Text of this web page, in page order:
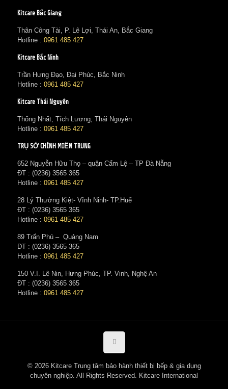
Kitcare Bắc Giang
Thân Công Tài, P. Lê Lợi, Thái An, Bắc Giang
Hotline : 0961 485 427
Kitcare Bắc Ninh
Trần Hưng Đạo, Đại Phúc, Bắc Ninh
Hotline : 0961 485 427
Kitcare Thái Nguyên
Thống Nhất, Tích Lương, Thái Nguyên
Hotline : 0961 485 427
TRỤ SỞ CHÍNH MIỀN TRUNG
652 Nguyễn Hữu Thọ – quận Cẩm Lệ – TP Đà Nẵng
ĐT : (0236) 3565 365‬
Hotline : 0961 485 427
28 Lý Thường Kiệt- Vĩnh Ninh- TP.Huế
ĐT : (0236) 3565 365‬
Hotline : 0961 485 427
89 Trấn Phú – Quảng Nam
ĐT : (0236) 3565 365‬
Hotline : 0961 485 427
150 V.I. Lê Nin, Hưng Phúc, TP. Vinh, Nghệ An
ĐT : (0236) 3565 365‬
Hotline : 0961 485 427
© 2026 Kitcare Trung tâm bảo hành thiết bị bếp & gia dụng
chuyên nghiệp. All Rights Reserved. Kitcare International